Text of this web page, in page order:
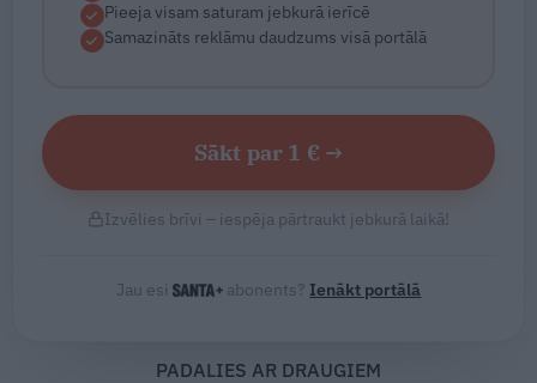
Pieeja visam saturam jebkurā ierīcē
Samazināts reklāmu daudzums visā portālā
Sākt par 1 € →
Izvēlies brīvi – iespēja pārtraukt jebkurā laikā!
Jau esi abonents? Ienākt portālā
PADALIES AR DRAUGIEM